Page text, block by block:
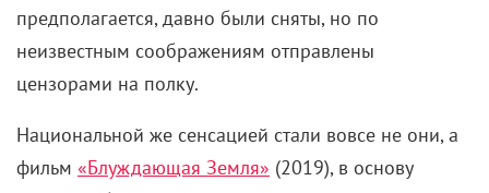
предполагается, давно были сняты, но по
неизвестным соображениям отправлены
цензорами на полку.
Национальной же сенсацией стали вовсе не они, а
фильм «Блуждающая Земля» (2019), в основу